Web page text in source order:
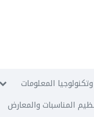
المعلومات
المناسبات والمعارض